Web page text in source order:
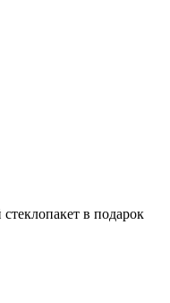
в подарок